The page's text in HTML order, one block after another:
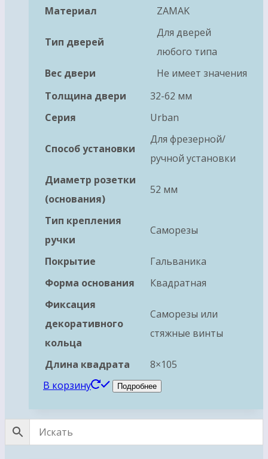
Материал
ZAMAK
Тип дверей
Для дверей
любого типа
Вес двери
Не имеет значения
Толщина двери
32-62 мм
Серия
Urban
Способ установки
Для фрезерной/
ручной установки
Диаметр розетки
(основания)
52 мм
Тип крепления
ручки
Саморезы
Покрытие
Гальваника
Форма основания
Квадратная
Фиксация
декоративного
кольца
Саморезы или
стяжные винты
Длина квадрата
8×105
В корзину
Подробнее